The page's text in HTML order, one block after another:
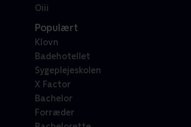
Oiii
Populært
Klovn
Badehotellet
Sygeplejeskolen
X Factor
Bachelor
Forræder